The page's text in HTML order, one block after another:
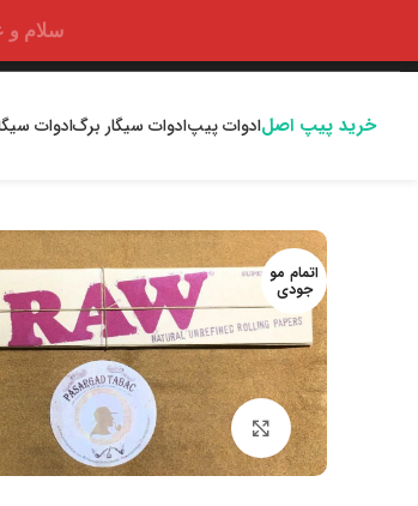
سلام و
خرید پیپ اصلادوات پیپادوات سیگار برگادوات
اتمام مو
جودی
بزرگنمایی تصویر